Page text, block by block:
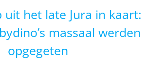
uit het late Jura in kaart:
massaal werden
opgegeten